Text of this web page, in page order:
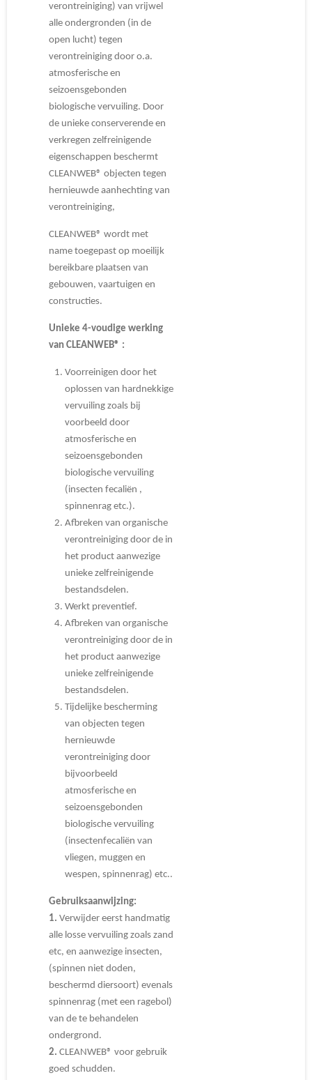
verontreiniging) van vrijwel
alle ondergronden (in de
open lucht) tegen
verontreiniging door o.a.
atmosferische en
seizoensgebonden
biologische vervuiling. Door
de unieke conserverende en
verkregen zelfreinigende
eigenschappen beschermt
CLEANWEB® objecten tegen
hernieuwde aanhechting van
verontreiniging,
CLEANWEB® wordt met
name toegepast op moeilijk
bereikbare plaatsen van
gebouwen, vaartuigen en
constructies.
Unieke 4-voudige werking
van CLEANWEB® :
Voorreinigen door het
oplossen van hardnekkige
vervuiling zoals bij
voorbeeld door
atmosferische en
seizoensgebonden
biologische vervuiling
(insecten fecaliën ,
spinnenrag etc.).
Afbreken van organische
verontreiniging door de in
het product aanwezige
unieke zelfreinigende
bestandsdelen.
Werkt preventief.
Afbreken van organische
verontreiniging door de in
het product aanwezige
unieke zelfreinigende
bestandsdelen.
Tijdelijke bescherming
van objecten tegen
hernieuwde
verontreiniging door
bijvoorbeeld
atmosferische en
seizoensgebonden
biologische vervuiling
(insectenfecaliën van
vliegen, muggen en
wespen, spinnenrag) etc..
Gebruiksaanwijzing:
1. Verwijder eerst handmatig
alle losse vervuiling zoals zand
etc, en aanwezige insecten,
(spinnen niet doden,
beschermd diersoort) evenals
spinnenrag (met een ragebol)
van de te behandelen
ondergrond.
2. CLEANWEB® voor gebruik
goed schudden.